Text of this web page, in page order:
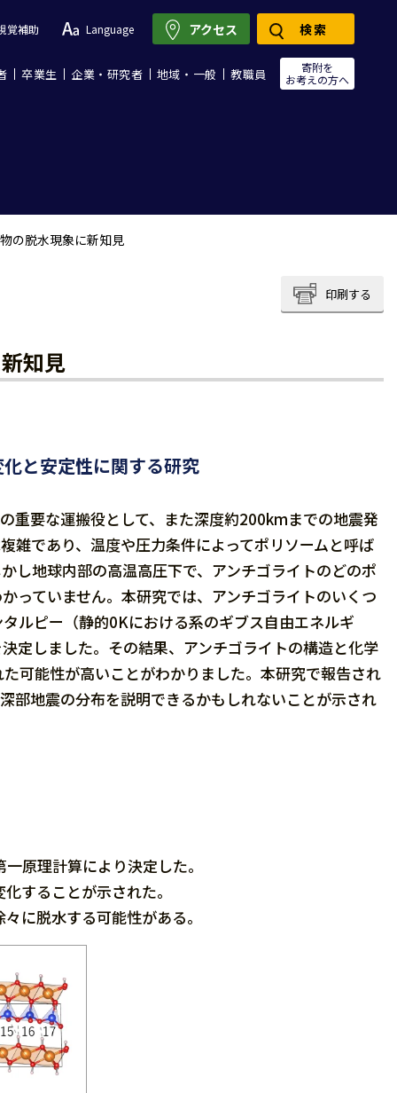
覚補助 Language
卒業生 企業・研究者 地域・一般 教職員
寄附を
お考えの方へ
アクセス 検索
の脱水現象に新知見
印刷する
知見
と安定性に関する研究
重要な運搬役として、また深度約200kmまでの地震発
雑であり、温度や圧力条件によってポリソームと呼ば
し地球内部の高温高圧下で、アンチゴライトのどのポ
っていません。本研究では、アンチゴライトのいくつ
ルピー（静的0Kにおける系のギブス自由エネルギ
定しました。その結果、アンチゴライトの構造と化学
可能性が高いことがわかりました。本研究で報告され
部地震の分布を説明できるかもしれないことが示され
原理計算により決定した。
することが示された。
に脱水する可能性がある。